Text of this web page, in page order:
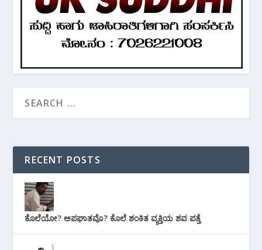
RECENT POSTS
ಕೊಲೆಯೋ? ಅಪಘಾತವೊ? ಕೊಲೆ ಶಂಕಿತ ವ್ಯಕ್ತಿಯ ಶವ ಪತ್ತೆ